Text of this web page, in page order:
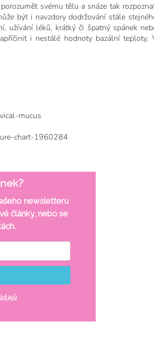
svému tělu a snáze tak
být i navzdory dodržování stále
užívání léků, krátký či špatný spánek
i nestálé hodnoty bazální teploty.
mucus
chart-1960284
newsletteru
články, nebo se
.